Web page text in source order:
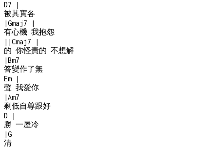
D7
|
被其實各
|Gmaj7
|
有心機 我抱怨
| |Cmaj7
|
的 你怪責的 不想解
|Bm7
答變作了無
Em
|
聲 我愛你
|Am7
剩低自尊跟好
D
|
勝 一屋冷
|G
清